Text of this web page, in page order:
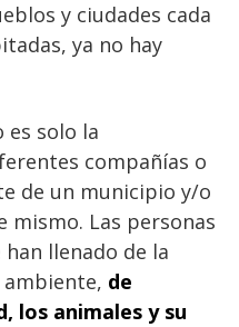
y ciudades cada
ya no hay
es solo la
compañías o
de un municipio y/o
mismo. Las personas
llenado de la
de
los animales y su